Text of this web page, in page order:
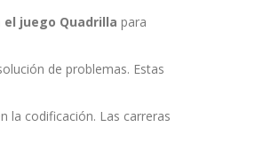
juego Quadrilla para
de problemas. Estas
la codificación. Las carreras